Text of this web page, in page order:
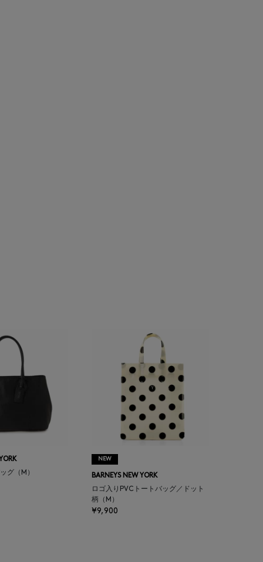
グ（M）
NEW
BARNEYS NEW YORK
ロゴ入りPVCトートバッグ／ドット
柄（M）
¥9,900